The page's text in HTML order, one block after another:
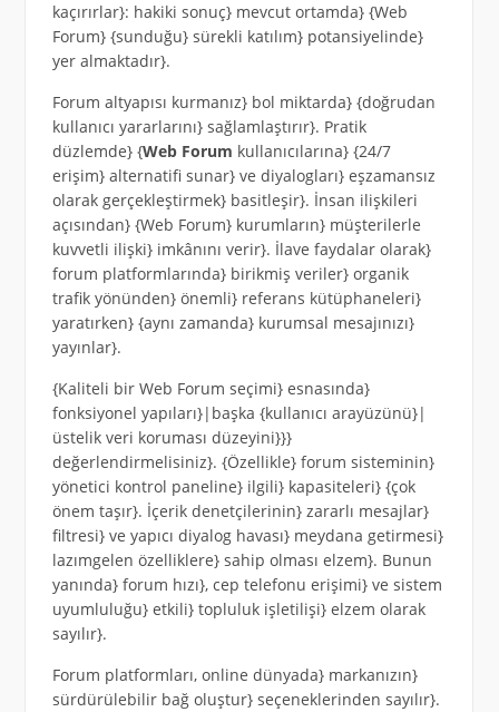
kaçırırlar}: hakiki sonuç} mevcut ortamda} {Web
Forum} {sunduğu} sürekli katılım} potansiyelinde}
yer almaktadır}.
Forum altyapısı kurmanız} bol miktarda} {doğrudan
kullanıcı yararlarını} sağlamlaştırır}. Pratik
düzlemde} {Web Forum kullanıcılarına} {24/7
erişim} alternatifi sunar} ve diyalogları} eşzamansız
olarak gerçekleştirmek} basitleşir}. İnsan ilişkileri
açısından} {Web Forum} kurumların} müşterilerle
kuvvetli ilişki} imkânını verir}. İlave faydalar olarak}
forum platformlarında} birikmiş veriler} organik
trafik yönünden} önemli} referans kütüphaneleri}
yaratırken} {aynı zamanda} kurumsal mesajınızı}
yayınlar}.
{Kaliteli bir Web Forum seçimi} esnasında}
fonksiyonel yapıları}|başka {kullanıcı arayüzünü}|
üstelik veri koruması düzeyini}}}
değerlendirmelisiniz}. {Özellikle} forum sisteminin}
yönetici kontrol paneline} ilgili} kapasiteleri} {çok
önem taşır}. İçerik denetçilerinin} zararlı mesajlar}
filtresi} ve yapıcı diyalog havası} meydana getirmesi}
lazımgelen özelliklere} sahip olması elzem}. Bunun
yanında} forum hızı}, cep telefonu erişimi} ve sistem
uyumluluğu} etkili} topluluk işletilişi} elzem olarak
sayılır}.
Forum platformları, online dünyada} markanızın}
sürdürülebilir bağ oluştur} seçeneklerinden sayılır}.